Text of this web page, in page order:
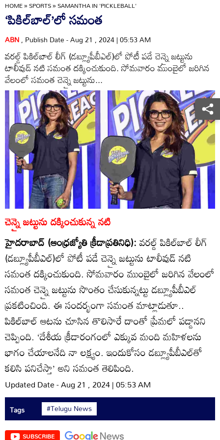
HOME»SPORTS»SAMANTHA IN 'PICKLEBALL'
‘పికిల్‌బాల్‌’లో సమంత
ABN, Publish Date - Aug 21 , 2024 | 05:53 AM
వరల్డ్‌ పికిల్‌బాల్‌ లీగ్‌ (డబ్ల్యూపీబీఎల్‌)లో పోటీ పడే చెన్నై జట్టును
టాలీవుడ్‌ నటి సమంత దక్కించుకుంది. సోమవారం ముంబైలో జరిగిన
వేలంలో సమంత చెన్నై జట్టును...
చెన్నై జట్టును దక్కించుకున్న నటి
హైదరాబాద్‌ (ఆంధ్రజ్యోతి క్రీడాప్రతినిధి):వరల్డ్‌ పికిల్‌బాల్‌ లీగ్‌
(డబ్ల్యూపీబీఎల్‌)లో పోటీ పడే చెన్నై జట్టును టాలీవుడ్‌ నటి
సమంత దక్కించుకుంది. సోమవారం ముంబైలో జరిగిన వేలంలో
సమంత చెన్నై జట్టును సొంతం చేసుకున్నట్టు డబ్ల్యూపీబీఎల్‌
ప్రకటించింది. ఈ సందర్భంగా సమంత మాట్లాడుతూ..
పికిల్‌బాల్‌ ఆటను చూసిన తొలిసారే దాంతో ప్రేమలో పడ్డానని
చెప్పింది. ‘దేశీయ క్రీడారంగంలో ఎక్కువ మంది మహిళలను
భాగం చేయాలనేది నా లక్ష్యం. ఇందుకోసం డబ్ల్యూపీబీఎల్‌తో
కలిసి పనిచేస్తా’ అని సమంత తెలిపింది.
Updated Date - Aug 21 , 2024 | 05:53 AM
Tags #Telugu News
SUBSCRIBE